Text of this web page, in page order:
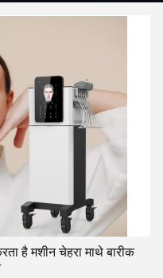
है मशीन चेहरा माथे बारीक